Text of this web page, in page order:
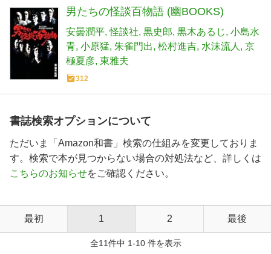
男たちの怪談百物語 (幽BOOKS)
安曇潤平 怪談社 黒史郎 黒木あるじ 小島水
青 小原猛 朱雀門出 松村進吉 水沫流人
京
極夏彦 東雅夫
312
書誌検索オプションについて
ただいま「Amazon和書」検索の仕組みを変更しておりま
す。検索で本が見つからない場合の対処法など、詳しくは
こちらのお知らせをご確認ください。
最初 1 2 最後
全11件中 1-10 件を表示